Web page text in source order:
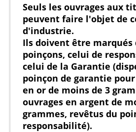
Seuls les ouvrages aux
peuvent faire l'objet de
d'industrie.
Ils doivent être marqués
poinçons, celui de
celui de la Garantie
poinçon de garantie
en or de moins de 3
ouvrages en argent de
grammes, revêtus du
responsabilité).